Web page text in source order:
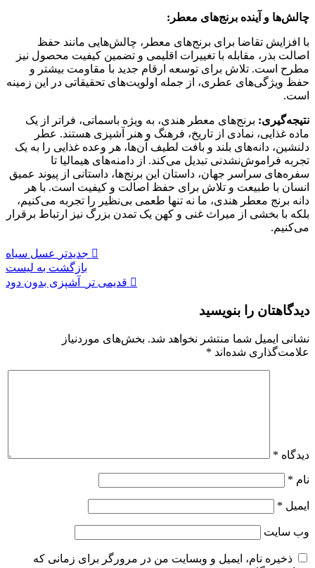
چالش‌ها و آینده برنج‌های معطر:
با افزایش تقاضا برای برنج‌های معطر، چالش‌هایی مانند حفظ
اصالت بذر، مقابله با تغییرات اقلیمی و تضمین کیفیت محصول نیز
مطرح است. تلاش برای توسعه ارقام جدید با مقاومت بیشتر و
حفظ ویژگی‌های عطری، از جمله اولویت‌های تحقیقاتی در این زمینه
است.
نتیجه‌گیری: برنج‌های معطر هندی، به ویژه باسماتی، فراتر از یک
ماده غذایی، نمادی از تاریخ، فرهنگ و هنر آشپزی هستند. عطر
دلنشین، دانه‌های بلند و بافت لطیف آن‌ها، هر وعده غذایی را به یک
تجربه فراموش‌نشدنی تبدیل می‌کند. از دامنه‌های هیمالیا تا
سفره‌های سراسر جهان، داستان این برنج‌ها، داستانی از پیوند عمیق
انسان با طبیعت و تلاش برای حفظ اصالت و کیفیت است. با هر
دانه برنج معطر هندی، ما نه تنها طعمی بی‌نظیر را تجربه می‌کنیم،
بلکه با بخشی از میراث غنی و کهن یک تمدن بزرگ نیز ارتباط برقرار
می‌کنیم.
جدیدتر
عسل سیاه
بازگشت به لیست
قدیمی تر
آشپزی بدون دود
دیدگاهتان را بنویسید
نشانی ایمیل شما منتشر نخواهد شد. بخش‌های موردنیاز
علامت‌گذاری شده‌اند *
دیدگاه *
نام *
ایمیل *
وب‌ سایت
ذخیره نام، ایمیل و وبسایت من در مرورگر برای زمانی که